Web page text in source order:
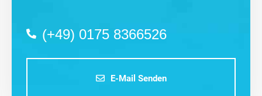
(+49) 0175 8366526
E-Mail Senden